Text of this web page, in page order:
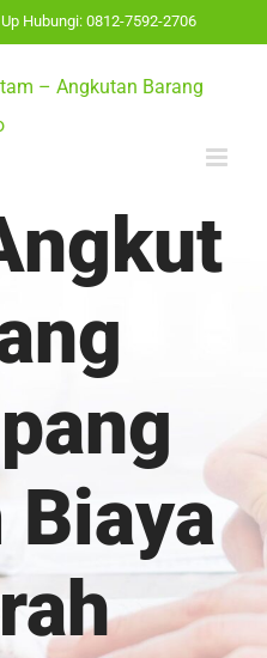
Hubungi: 0812-7592-2706
Biaya